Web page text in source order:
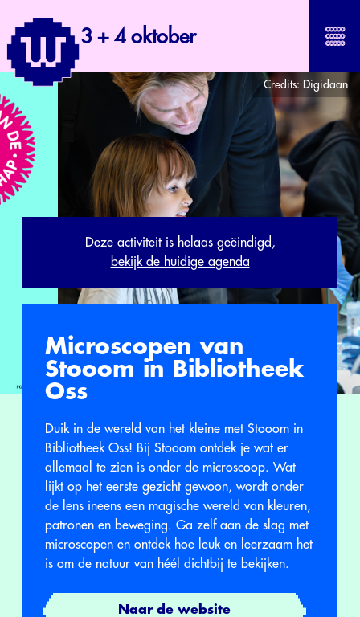
3 + 4 oktober
Credits: Digidaan
Deze activiteit is helaas geëindigd,
bekijk de huidige agenda
Microscopen van
Stooom in Bibliotheek
Oss
Duik in de wereld van het kleine met Stooom in
Bibliotheek Oss! Bij Stooom ontdek je wat er
allemaal te zien is onder de microscoop. Wat
lijkt op het eerste gezicht gewoon, wordt onder
de lens ineens een magische wereld van kleuren,
patronen en beweging. Ga zelf aan de slag met
microscopen en ontdek hoe leuk en leerzaam het
is om de natuur van héél dichtbij te bekijken.
Naar de website